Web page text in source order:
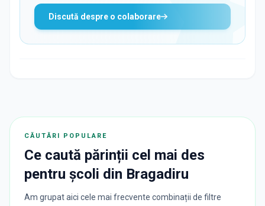
Discută despre o colaborare
CĂUTĂRI POPULARE
Ce caută părinții cel mai des
pentru școli din Bragadiru
Am grupat aici cele mai frecvente combinații de filtre